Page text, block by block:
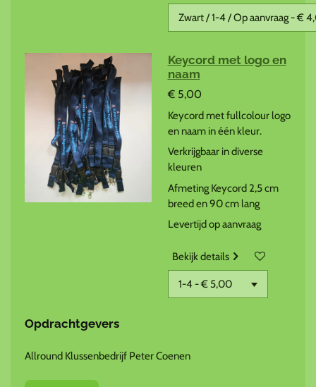
Keycord met logo en
naam
€ 5,00
Keycord met fullcolour logo
en naam in één kleur.
Verkrijgbaar in diverse
kleuren
Afmeting Keycord 2,5 cm
breed en 90 cm lang
Levertijd op aanvraag
Bekijk details
Opdrachtgevers
Allround Klussenbedrijf Peter Coenen